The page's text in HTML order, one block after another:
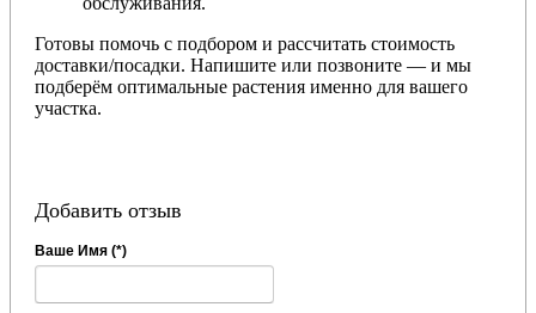
Готовы помочь с подбором и рассчитать стоимость
доставки/посадки. Напишите или позвоните — и мы
подберём оптимальные растения именно для вашего
участка.
Добавить отзыв
Ваше Имя (*)